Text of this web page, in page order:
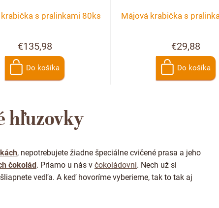
krabička s pralinkami 80ks
€135,98
Do košíka
Májová krabička s
€29,88
Do košíka
c
i
p
hľuzovky
, nepotrebujete žiadne špeciálne cvičené prasa a jeho
čokolád. Priamo u nás v čokoládovni. Nech už si
vedľa. A keď hovoríme vyberieme, tak to tak aj